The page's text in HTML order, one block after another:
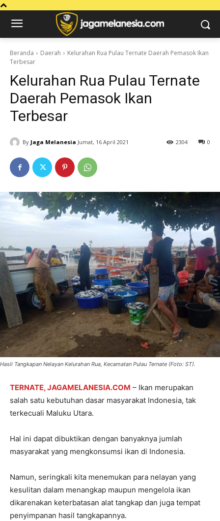
Beranda Daerah
Kelurahan Rua Pulau Ternate Daerah Pemasok Ikan
Terbesar
Kelurahan Rua Pulau Ternate
Daerah Pemasok Ikan
Terbesar
By Jaga Melanesia Jumat, 16 April 2021 0
2304
Hasil Tangkapan Nelayan Kelurahan Rua, Kecamatan Pulau Ternate (Foto: ST).
TERNATE, JAGAMELANESIA.COM – Ikan merupakan
salah satu kebutuhan dasar masyarakat Indonesia, tak
terkecuali Maluku Utara.
Hal ini dapat dibuktikan dengan banyaknya jumlah
masyarakat yang mengkonsumsi ikan di Indonesia.
Namun, seringkali kita menemukan para nelayan yang
kesulitan dalam menangkap maupun mengelola ikan
dikarenakan keterbatasan alat tangkap dan juga tempat
penyimpanan hasil tangkapannya.